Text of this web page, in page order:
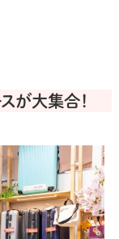
が大集合！